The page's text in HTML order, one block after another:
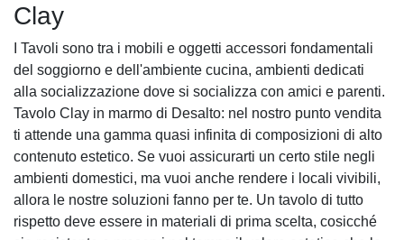
Clay
I Tavoli sono tra i mobili e oggetti accessori fondamentali
del soggiorno e dell'ambiente cucina, ambienti dedicati
alla socializzazione dove si socializza con amici e parenti.
Tavolo Clay in marmo di Desalto: nel nostro punto vendita
ti attende una gamma quasi infinita di composizioni di alto
contenuto estetico. Se vuoi assicurarti un certo stile negli
ambienti domestici, ma vuoi anche rendere i locali vivibili,
allora le nostre soluzioni fanno per te. Un tavolo di tutto
rispetto deve essere in materiali di prima scelta, cosicché